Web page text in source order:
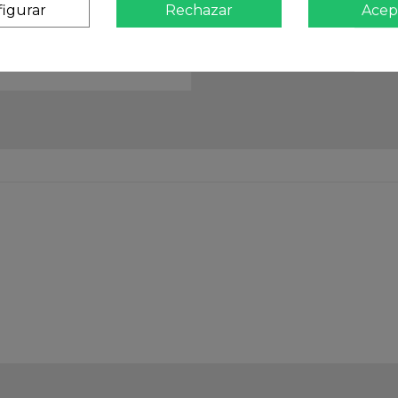
Te
Rechazar